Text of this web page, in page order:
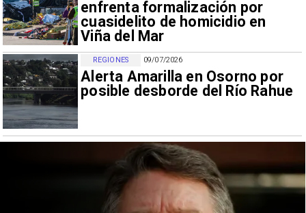
enfrenta formalización por
cuasidelito de homicidio en
Viña del Mar
09/07/2026
Alerta Amarilla en Osorno por
posible desborde del Río Rahue
REGIONES